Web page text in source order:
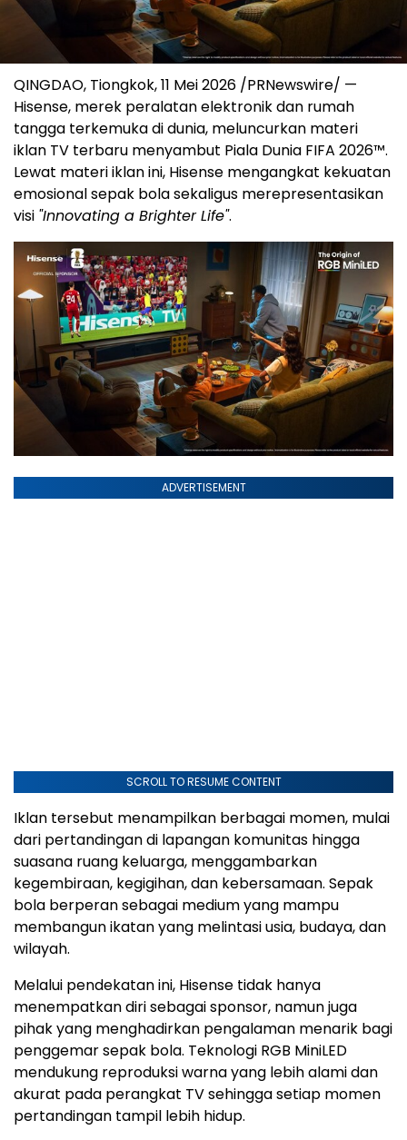
QINGDAO, Tiongkok, 11 Mei 2026 /PRNewswire/ —
Hisense, merek peralatan elektronik dan rumah
tangga terkemuka di dunia, meluncurkan materi
iklan TV terbaru menyambut Piala Dunia FIFA 2026™.
Lewat materi iklan ini, Hisense mengangkat kekuatan
emosional sepak bola sekaligus merepresentasikan
visi "Innovating a Brighter Life".
ADVERTISEMENT
SCROLL TO RESUME CONTENT
Iklan tersebut menampilkan berbagai momen, mulai
dari pertandingan di lapangan komunitas hingga
suasana ruang keluarga, menggambarkan
kegembiraan, kegigihan, dan kebersamaan. Sepak
bola berperan sebagai medium yang mampu
membangun ikatan yang melintasi usia, budaya, dan
wilayah.
Melalui pendekatan ini, Hisense tidak hanya
menempatkan diri sebagai sponsor, namun juga
pihak yang menghadirkan pengalaman menarik bagi
penggemar sepak bola. Teknologi RGB MiniLED
mendukung reproduksi warna yang lebih alami dan
akurat pada perangkat TV sehingga setiap momen
pertandingan tampil lebih hidup.